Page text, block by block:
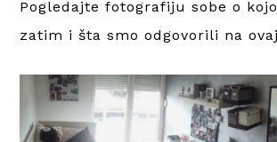
Pogledajte fotografiju sobe o
zatim i šta smo odgovorili na